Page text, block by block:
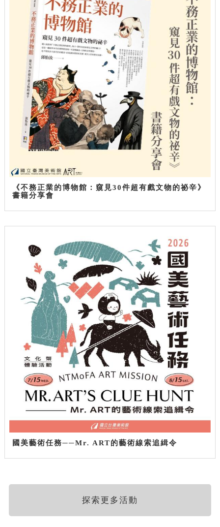
《不務正業的博物館：窺見30件超有戲文物的祕辛》
書籍分享會
國美藝術任務──Mr. ART的藝術線索追緝令
探索更多活動